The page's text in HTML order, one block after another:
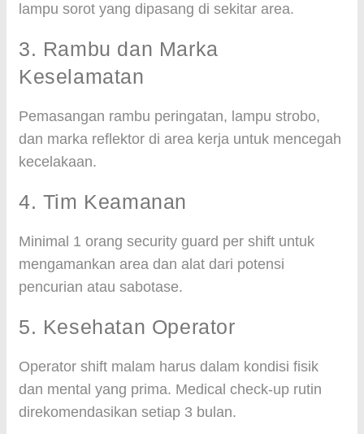
lampu sorot yang dipasang di sekitar area.
3. Rambu dan Marka
Keselamatan
Pemasangan rambu peringatan, lampu strobo,
dan marka reflektor di area kerja untuk mencegah
kecelakaan.
4. Tim Keamanan
Minimal 1 orang security guard per shift untuk
mengamankan area dan alat dari potensi
pencurian atau sabotase.
5. Kesehatan Operator
Operator shift malam harus dalam kondisi fisik
dan mental yang prima. Medical check-up rutin
direkomendasikan setiap 3 bulan.